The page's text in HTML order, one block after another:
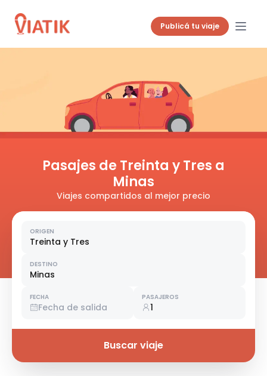
Publicá tu viaje
Pasajes de Treinta y Tres a
Minas
Viajes compartidos al mejor precio
ORIGEN
Treinta y Tres
DESTINO
Minas
FECHA
Fecha de salida
PASAJEROS
1
Buscar viaje